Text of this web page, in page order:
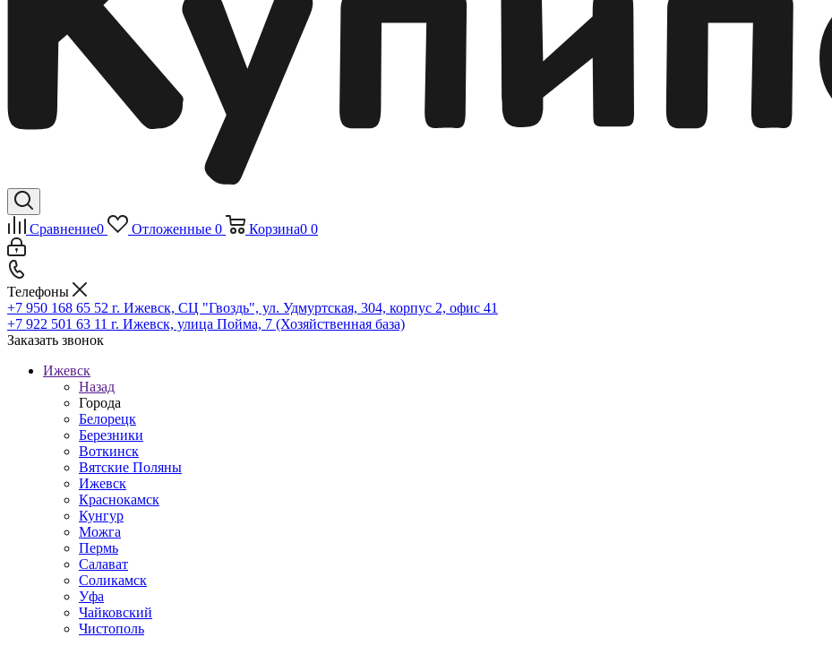
Сравнение0 Отложенные 0 Корзина0 0
Телефоны
+7 950 168 65 52 г. Ижевск, СЦ "Гвоздь", ул. Удмуртская, 304, корпус 2, офис 41
+7 922 501 63 11 г. Ижевск, улица Пойма, 7 (Хозяйственная база)
Заказать звонок
Ижевск
Назад
Города
Белорецк
Березники
Воткинск
Вятские Поляны
Ижевск
Краснокамск
Кунгур
Можга
Пермь
Салават
Соликамск
Уфа
Чайковский
Чистополь